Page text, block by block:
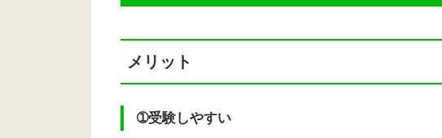
メリット
➀受験しやすい